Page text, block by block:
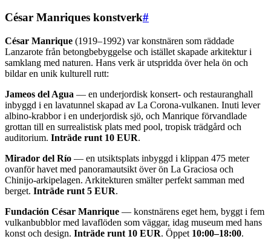
César Manriques konstverk#
César Manrique (1919–1992) var konstnären som räddade
Lanzarote från betongbebyggelse och istället skapade arkitektur i
samklang med naturen. Hans verk är utspridda över hela ön och
bildar en unik kulturell rutt:
Jameos del Agua — en underjordisk konsert- och restauranghall
inbyggd i en lavatunnel skapad av La Corona-vulkanen. Inuti lever
albino-krabbor i en underjordisk sjö, och Manrique förvandlade
grottan till en surrealistisk plats med pool, tropisk trädgård och
auditorium. Inträde runt 10 EUR.
Mirador del Río — en utsiktsplats inbyggd i klippan 475 meter
ovanför havet med panoramautsikt över ön La Graciosa och
Chinijo-arkipelagen. Arkitekturen smälter perfekt samman med
berget. Inträde runt 5 EUR.
Fundación César Manrique — konstnärens eget hem, byggt i fem
vulkanbubblor med lavaflöden som väggar, idag museum med hans
konst och design. Inträde runt 10 EUR. Öppet 10:00–18:00.